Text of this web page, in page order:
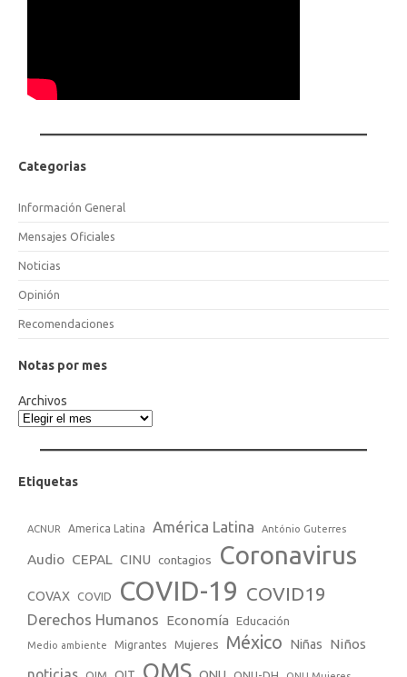
Categorias
Información General
Mensajes Oficiales
Noticias
Opinión
Recomendaciones
Notas por mes
Archivos
Etiquetas
ACNUR America Latina América Latina António Guterres
Audio CEPAL CINU contagios Coronavirus
COVAX COVID COVID-19 COVID19
Derechos Humanos Economía Educación
Medio ambiente Migrantes Mujeres México Niñas Niños
OMS